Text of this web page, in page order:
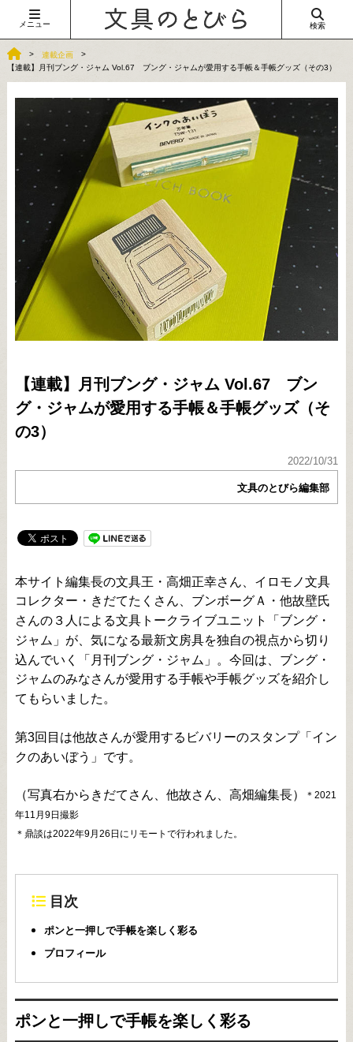
メニュー 検索
連載企画
【連載】月刊ブング・ジャム Vol.67 ブング・ジャムが愛用する手帳＆手帳グッズ（その3）
【連載】月刊ブング・ジャム Vol.67 ブン
グ・ジャムが愛用する手帳＆手帳グッズ（そ
の3）
2022/10/31
文具のとびら編集部
本サイト編集長の文具王・高畑正幸さん、イロモノ文具
コレクター・きだてたくさん、ブンボーグＡ・他故壁氏
さんの３人による文具トークライブユニット「ブング・
ジャム」が、気になる最新文房具を独自の視点から切り
込んでいく「月刊ブング・ジャム」。今回は、ブング・
ジャムのみなさんが愛用する手帳や手帳グッズを紹介し
てもらいました。
第3回目は他故さんが愛用するビバリーのスタンプ「イン
クのあいぼう」です。
（写真右からきだてさん、他故さん、高畑編集長）
＊2021
年11月9日撮影
＊鼎談は2022年9月26日にリモートで行われました。
目次
ポンと一押しで手帳を楽しく彩る
プロフィール
ポンと一押しで手帳を楽しく彩る